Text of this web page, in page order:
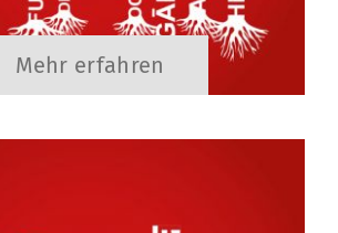
Mehr erfahren